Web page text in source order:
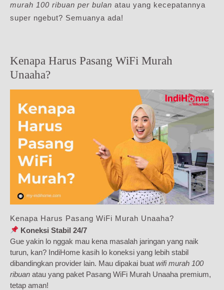
murah 100 ribuan per bulan atau yang kecepatannya
super ngebut? Semuanya ada!
Kenapa Harus Pasang WiFi Murah
Unaaha?
Kenapa Harus Pasang WiFi Murah Unaaha?
Koneksi Stabil 24/7
Gue yakin lo nggak mau kena masalah jaringan yang naik
turun, kan? IndiHome kasih lo koneksi yang lebih stabil
dibandingkan provider lain. Mau dipakai buat wifi murah 100
ribuan atau yang paket Pasang WiFi Murah Unaaha premium,
tetap aman!